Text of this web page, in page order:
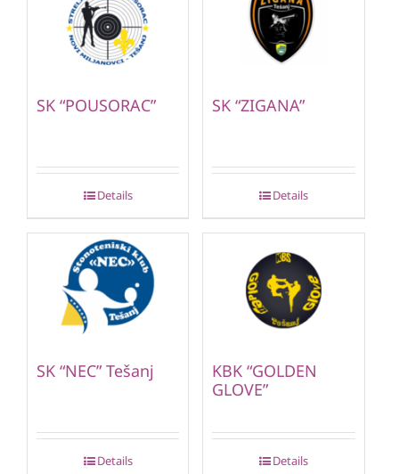
SK “POUSORAC”
Details
SK “ZIGANA”
Details
SK “NEC” Tešanj
Details
KBK “GOLDEN
GLOVE”
Details